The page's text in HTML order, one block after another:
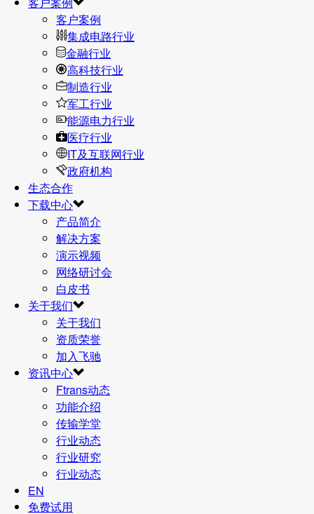
客户案例
集成电路行业
金融行业
高科技行业
制造行业
军工行业
能源电力行业
医疗行业
IT及互联网行业
政府机构
生态合作
下载中心
产品简介
解决方案
演示视频
网络研讨会
白皮书
关于我们
关于我们
资质荣誉
加入飞驰
资讯中心
Ftrans动态
功能介绍
传输学堂
行业动态
行业研究
行业动态
EN
免费试用